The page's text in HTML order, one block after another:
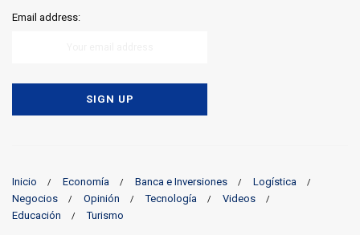
Email address:
Inicio Economía Banca e Inversiones
Logística
Negocios
Opinión Tecnología
Videos
Educación
Turismo